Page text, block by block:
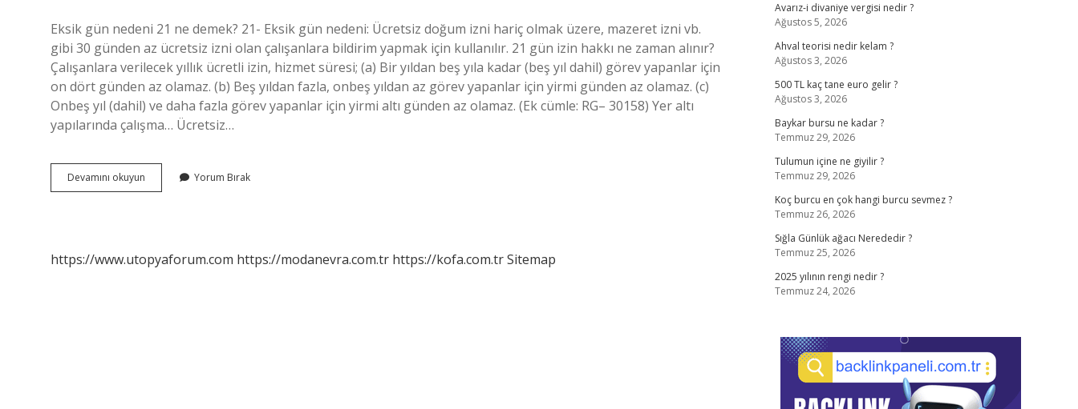
Eksik gün nedeni 21 ne demek? 21- Eksik gün nedeni: Ücretsiz doğum izni hariç olmak üzere, mazeret izni vb.
gibi 30 günden az ücretsiz izni olan çalışanlara bildirim yapmak için kullanılır. 21 gün izin hakkı ne zaman alınır?
Çalışanlara verilecek yıllık ücretli izin, hizmet süresi; (a) Bir yıldan beş yıla kadar (beş yıl dahil) görev yapanlar için
on dört günden az olamaz. (b) Beş yıldan fazla, onbeş yıldan az görev yapanlar için yirmi günden az olamaz. (c)
Onbeş yıl (dahil) ve daha fazla görev yapanlar için yirmi altı günden az olamaz. (Ek cümle: RG– 30158) Yer altı
yapılarında çalışma… Ücretsiz…
Devamını okuyun
Gün
Yorum Bırak
https://www.utopyaforum.com https://modanevra.com.tr https://kofa.com.trSitemap
Avarız-i divaniye vergisi nedir ?
Ağustos 5, 2026
Ahval teorisi nedir kelam ?
Ağustos 3, 2026
500 TL kaç tane euro gelir ?
Ağustos 3, 2026
Baykar bursu ne kadar ?
Temmuz 29, 2026
Tulumun içine ne giyilir ?
Temmuz 29, 2026
Koç burcu en çok hangi burcu sevmez ?
Temmuz 26, 2026
Sığla Günlük ağacı Nerededir ?
Temmuz 25, 2026
2025 yılının rengi nedir ?
Temmuz 24, 2026